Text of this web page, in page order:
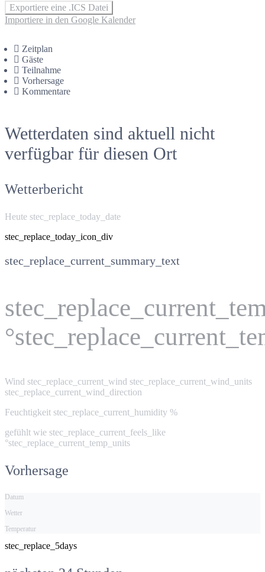
Exportiere eine .ICS Datei
Importiere in den Google Kalender
Zeitplan
Gäste
Teilnahme
Vorhersage
Kommentare
Wetterdaten sind aktuell nicht
verfügbar für diesen Ort
Wetterbericht
Heute stec_replace_today_date
stec_replace_today_icon_div
stec_replace_current_summary_text
Wind stec_replace_current_wind stec_replace_current_wind_units
stec_replace_current_wind_direction
Feuchtigkeit stec_replace_current_humidity %
gefühlt wie stec_replace_current_feels_like
°stec_replace_current_temp_units
Vorhersage
Datum
Wetter
Temperatur
stec_replace_5days